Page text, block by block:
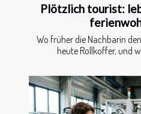
Plötzlich tourist:
Wo früher die Nachbarin
heute Rollkoffer, und